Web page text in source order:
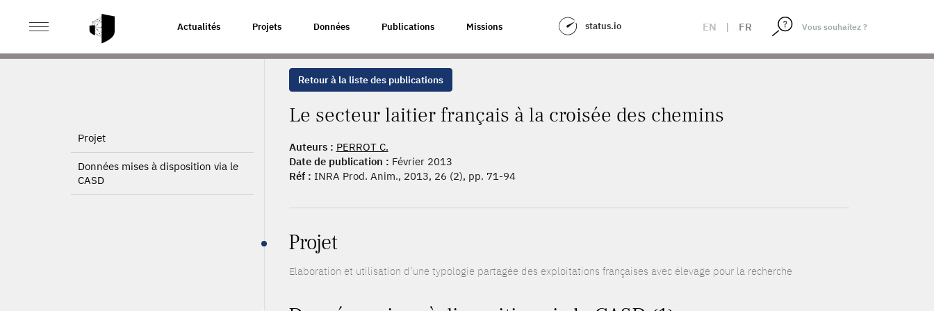
Actualités Projets Données Publications Missions status.io EN | FR
ACCUEIL PUBLICATIONS > LE SECTEUR LAITIER FRANÇAIS À LA CROISÉE DES CHEMINS
Projet
Données mises à disposition via le
CASD
Retour à la liste des publications
Le secteur laitier français à la croisée des chemins
Auteurs : PERROT C.
Date de publication : Février 2013
Réf : INRA Prod. Anim., 2013, 26 (2), pp. 71-94
Projet
Elaboration et utilisation d’une typologie partagée des exploitations françaises avec élevage pour la recherche